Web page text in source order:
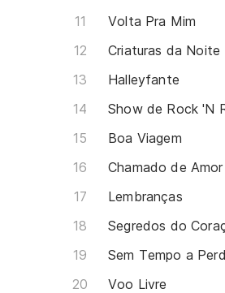
Volta Pra Mim
Criaturas da Noite
Halleyfante
Show de Rock 'N
Boa Viagem
Chamado de Amor
Lembranças
Segredos do
Sem Tempo a
Voo Livre